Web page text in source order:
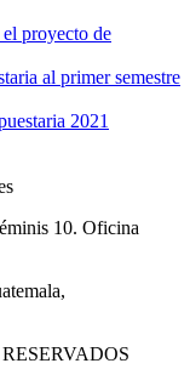
proyecto de
al primer semestre
2021
10. Oficina